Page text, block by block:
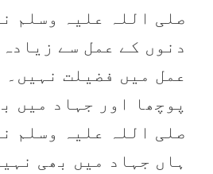
صلی اللہ علیہ وسلم
دنوں کے عمل سے
عمل میں فضیلت
پوچھا اور جہاد میں
صلی اللہ علیہ وسلم
ہاں جہاد میں بھی